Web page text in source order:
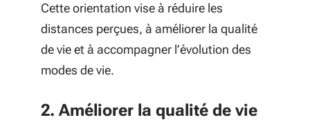
Cette orientation vise à réduire les
distances perçues, à améliorer la qualité
de vie et à accompagner l’évolution des
modes de vie.
2. Améliorer la qualité de vie